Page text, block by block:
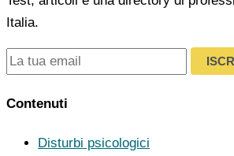
Italia.
Contenuti
Disturbi psicologici